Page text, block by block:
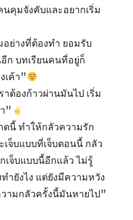
คุมจังคับและอยากเริ่ม
ย่างที่ต้องทำ ยอมรับ
ก บทเรียนคนที่อยู่ก็
เค้า”
าต้องก้าวผ่านมันไป เริ่ม
”
นี้ ทำให้กลัวความรัก
เจ็บแบบที่เจ็บตอนนี้ กลัว
เจ็บแบบนี้อีกแล้ว ไม่รู้
ำยังไง แต่ยังมีความหวัง
ามกลัวครั้งนี้มันหายไป”